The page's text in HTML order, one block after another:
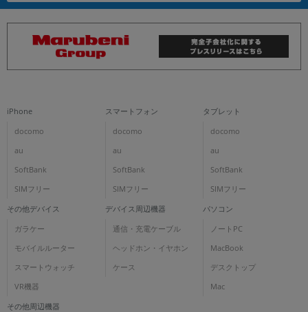
iPhone
docomo
au
SoftBank
SIMフリー
スマートフォン
docomo
au
SoftBank
SIMフリー
タブレット
docomo
au
SoftBank
SIMフリー
その他デバイス
ガラケー
モバイルルーター
スマートウォッチ
VR機器
デバイス周辺機器
通信・充電ケーブル
ヘッドホン・イヤホン
ケース
パソコン
ノートPC
MacBook
デスクトップ
Mac
その他周辺機器